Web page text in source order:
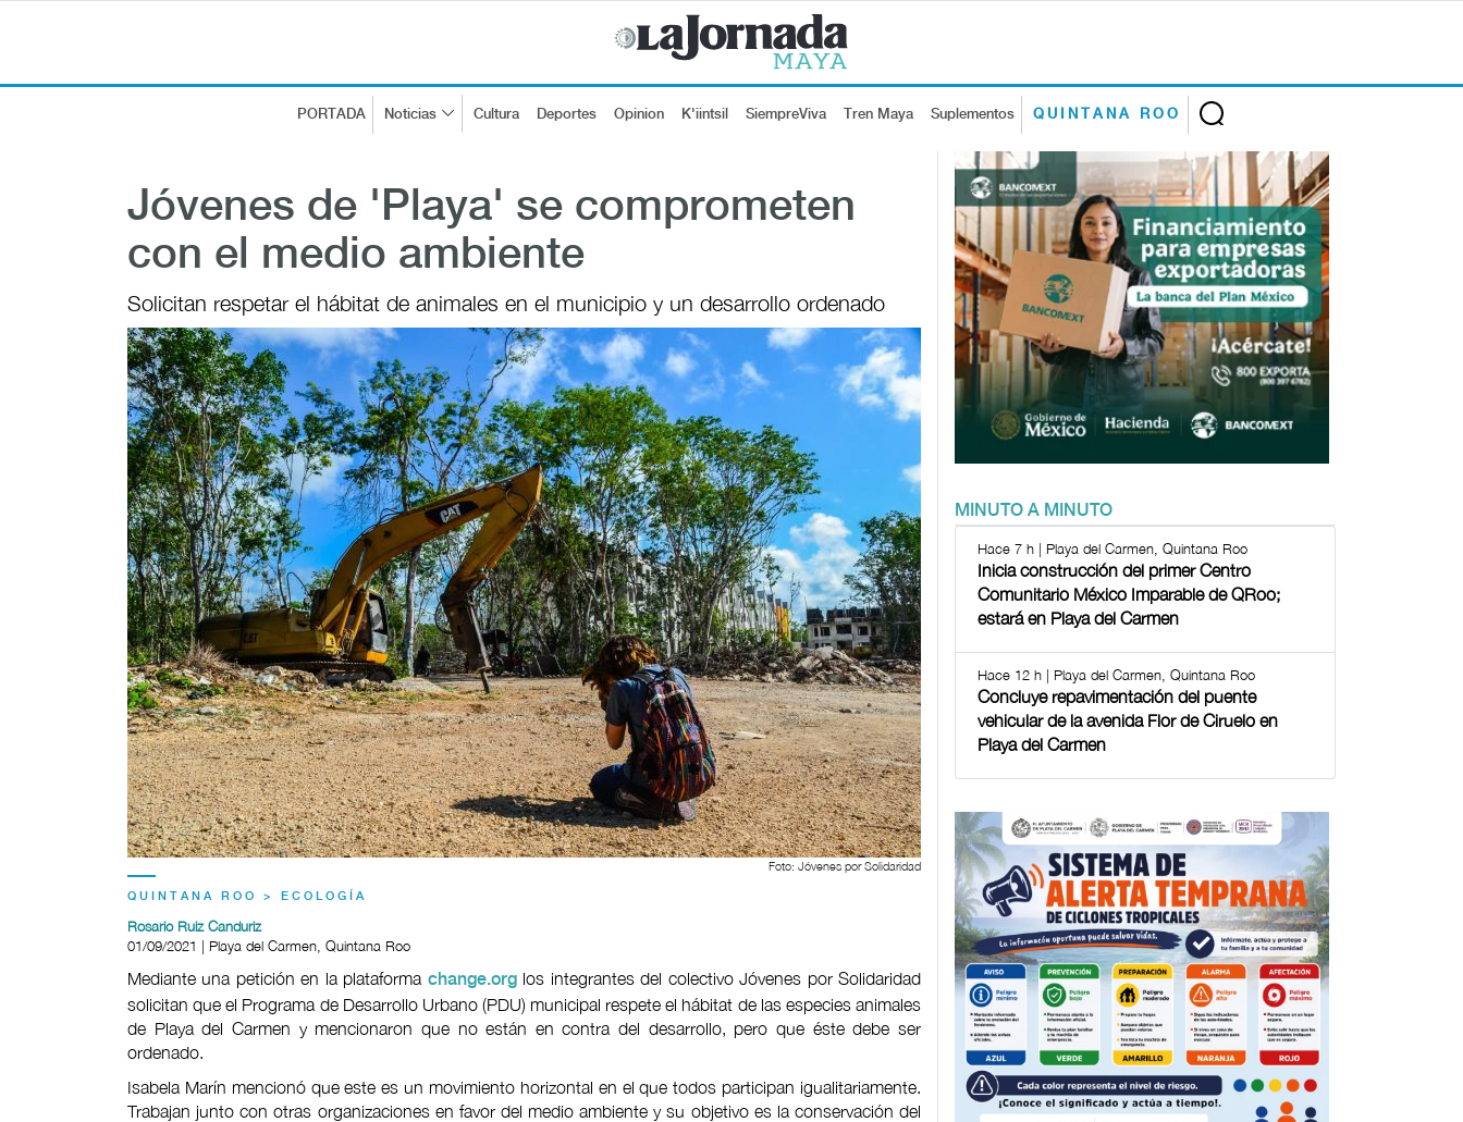
PORTADA Noticias Cultura Deportes Opinion K'iintsil SiempreViva Tren Maya Suplementos QUINTANA ROO
Jóvenes de 'Playa' se comprometen
con el medio ambiente
Solicitan respetar el hábitat de animales en el municipio y un desarrollo ordenado
Foto: Jóvenes por Solidaridad
QUINTANA ROO > ECOLOGÍA
Rosario Ruiz Canduriz
01/09/2021 | Playa del Carmen, Quintana Roo
Mediante una petición en la plataforma change.orglos integrantes del colectivo Jóvenes por Solidaridad
solicitan que el Programa de Desarrollo Urbano (PDU) municipal respete el hábitat de las especies animales
de Playa del Carmen y mencionaron que no están en contra del desarrollo, pero que éste debe ser
ordenado.
Isabela Marín mencionó que este es un movimiento horizontal en el que todos participan igualitariamente.
Trabajan junto con otras organizaciones en favor del medio ambiente y su objetivo es la conservación del
MINUTO A MINUTO
Hace 7 h | Playa del Carmen, Quintana Roo
Inicia construcción del primer Centro
Comunitario México Imparable de QRoo;
estará en Playa del Carmen
Hace 12 h | Playa del Carmen, Quintana Roo
Concluye repavimentación del puente
vehicular de la avenida Flor de Ciruelo en
Playa del Carmen